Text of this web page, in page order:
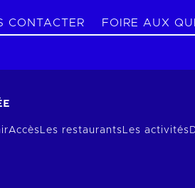
CONTACTER FOIRE AUX
AccèsLes restaurantsLes activités